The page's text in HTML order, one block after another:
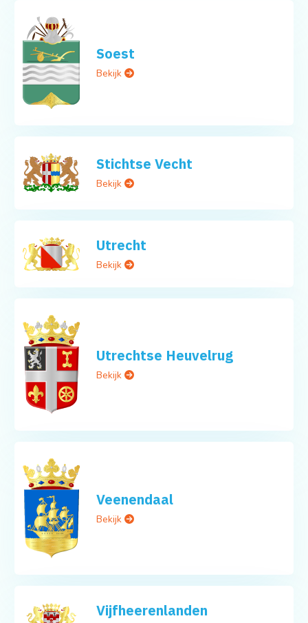
Soest
Bekijk
Stichtse Vecht
Bekijk
Utrecht
Bekijk
Utrechtse Heuvelrug
Bekijk
Veenendaal
Bekijk
Vijfheerenlanden